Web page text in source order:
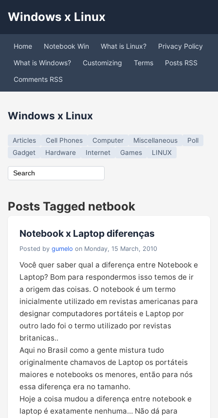
Windows x Linux
Home Notebook Win What is Linux?
Privacy Policy
What is Windows?
Customizing Terms
Posts RSS
Comments RSS
Windows x Linux
Articles Cell Phones Computer Miscellaneous
Poll
Gadget
Hardware Internet Games LINUX
Posts Tagged netbook
Notebook x Laptop diferenças
Posted by gumelo on Monday, 15 March, 2010
Você quer saber qual a diferença entre Notebook e
Laptop? Bom para respondermos isso temos de ir
a origem das coisas. O notebook é um termo
inicialmente utilizado em revistas americanas para
designar computadores portáteis e Laptop por
outro lado foi o termo utilizado por revistas
britanicas..
Aqui no Brasil como a gente mistura tudo
originalmente chamavos de Laptop os portáteis
maiores e notebooks os menores, então para nós
essa diferença era no tamanho.
Hoje a coisa mudou a diferença entre notebook e
laptop é exatamente nenhuma… Não dá para